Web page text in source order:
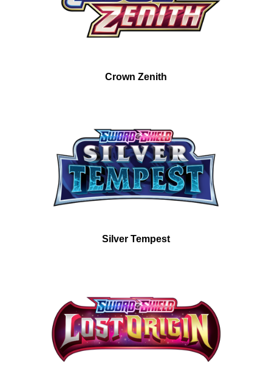
Crown Zenith
Silver Tempest